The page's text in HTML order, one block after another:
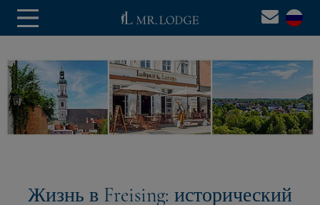
Жизнь в Freising: исторический